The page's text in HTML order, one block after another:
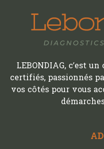
LEBONDIAG, c’est
certifiés, passionnés
vos côtés pour vous